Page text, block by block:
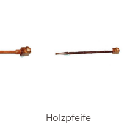
Holzpfeife